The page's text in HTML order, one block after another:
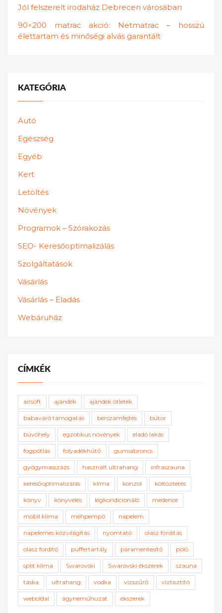
Jól felszerelt irodaház Debrecen városában
90×200 matrac akció: Netmatrac – hosszú
élettartam és minőségi alvás garantált
KATEGÓRIA
Autó
Egészség
Egyéb
Kert
Letöltés
Növények
Programok – Szórakozás
SEO- Keresőoptimalizálás
Szolgáltatások
Vásárlás
Vásárlás – Eladás
Webáruház
CÍMKÉK
airsoft ajándék ajándék ötletek
babaváró támogatás bérszámfejtés bútor
búvóhely egzotikus növények eladó lakás
fogpótlás folyadékhűtő gumiabroncs
gyógymasszázs használt ultrahang infraszauna
keresőoptimalizálás klíma konzol költöztetés
könyv könyvelés légkondicionáló medence
mobil klíma méhpempő napelem
napelemes közvilágítás nyomtató olasz fordítás
olasz fordító puffertartály páramentesítő póló
split klíma Swarovski Swarovski ékszerek szauna
táska ultrahang vodka vízszűrő víztisztító
weboldal ágyneműhuzat ékszerek